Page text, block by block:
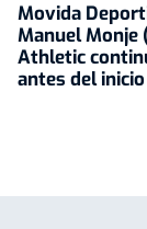
Movida
Manuel
Athletic
antes del